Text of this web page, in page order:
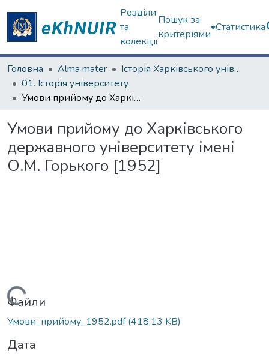
Розділи
та
колекції
Пошук за
критеріями
Статистика
Головна Alma mater
Історія Харківського університету
01. Історія університету
Умови прийому до Харківського державного університету імені О.М. Горького [1952]
Умови прийому до Харківського
державного університету імені
О.М. Горького [1952]
Вантажиться...
Файли
Умови_прийому_1952.pdf(418,13 KB)
Дата